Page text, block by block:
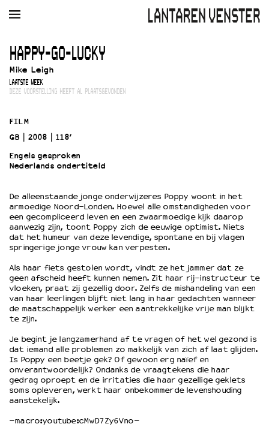
AGENDA FILM MUZIEK
Winkelmandje
Zoek
Openingstijden & contact
Bereikbaarheid
Kaartverkoop
EDUCATIE
Schoolvoorstellingen
Filmprogramma’s Primair Onderwijs
Filmprogramma’s VO/MBO
Speciale educatieprogramma’s
OVER LANTARENVENSTER
Wat we doen
Wie is wie
Word vriend
Historie
Partners
Huisregels
HAPPY-GO-LUCKY
Mike Leigh
LAATSTE WEEK
DEZE VOORSTELLING HEEFT AL PLAATSGEVONDEN
FILM
GB
2008
118’
Engels gesproken
Nederlands ondertiteld
De alleenstaande jonge onderwijzeres Poppy woont in het
armoedige Noord-Londen. Hoewel alle omstandigheden voor
een gecompliceerd leven en een zwaarmoedige kijk daarop
aanwezig zijn, toont Poppy zich de eeuwige optimist. Niets
dat het humeur van deze levendige, spontane en bij vlagen
springerige jonge vrouw kan verpesten.
Als haar fiets gestolen wordt, vindt ze het jammer dat ze
geen afscheid heeft kunnen nemen. Zit haar rij-instructeur te
vloeken, praat zij gezellig door. Zelfs de mishandeling van een
van haar leerlingen blijft niet lang in haar gedachten wanneer
de maatschappelijk werker een aantrekkelijke vrije man blijkt
te zijn.
Je begint je langzamerhand af te vragen of het wel gezond is
dat iemand alle problemen zo makkelijk van zich af laat glijden.
Is Poppy een beetje gek? Of gewoon erg naïef en
onverantwoordelijk? Ondanks de vraagtekens die haar
gedrag oproept en de irritaties die haar gezellige geklets
soms opleveren, werkt haar onbekommerde levenshouding
aanstekelijk.
–macro:youtube:cMwD7Zy6Vno–